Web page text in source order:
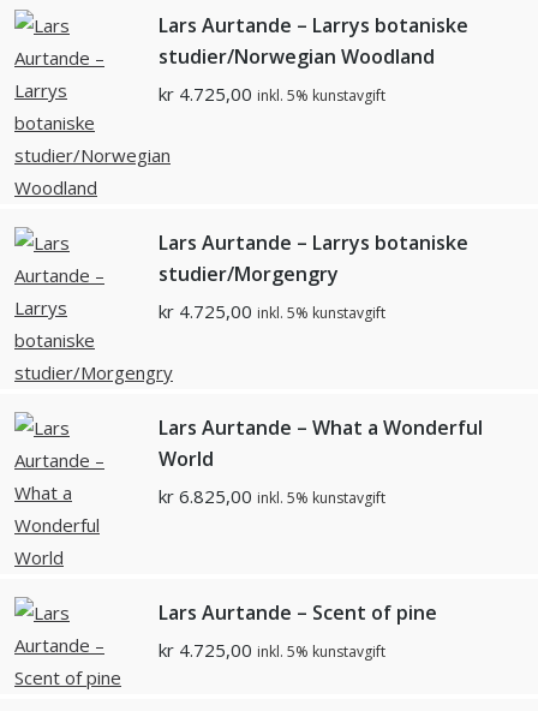
Lars Aurtande – Larrys botaniske
studier/Norwegian Woodland
kr 4.725,00 inkl. 5% kunstavgift
Lars Aurtande – Larrys botaniske
studier/Morgengry
kr 4.725,00 inkl. 5% kunstavgift
Lars Aurtande – What a Wonderful
World
kr 6.825,00 inkl. 5% kunstavgift
Lars Aurtande – Scent of pine
kr 4.725,00 inkl. 5% kunstavgift